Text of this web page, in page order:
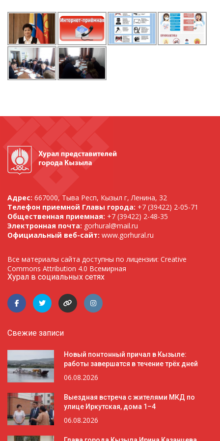
Адрес: 667000, Тыва Респ, Кызыл г, Ленина, 32
Телефон приемной Главы города: +7 (39422) 2-05-71
Общественная приемная: +7 (39422) 2-48-35
Электронная почта: gorhural@mail.ru
Официальный веб-сайт: www.gorhural.ru
Все материалы сайта доступны по лицензии: Creative
Commons Attribution 4.0 Всемирная
Хурал в социальных сетях
Свежие записи
Новый понтонный причал в Кызыле:
работы завершатся в течение трёх дней
06.08.2026
Выездная встреча с жителями МКД по
улице Иркутская, дома 1–4
06.08.2026